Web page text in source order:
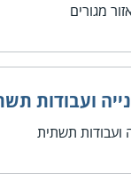
מגורים
ועבודות
ועבודות תשתית